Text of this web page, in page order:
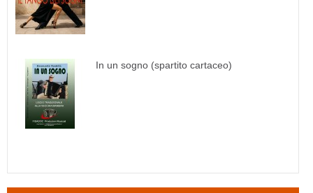
In un sogno (spartito cartaceo)